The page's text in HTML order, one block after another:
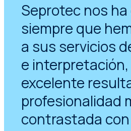
Seprotec nos
siempre que
a sus servicios
e
excelente
profesionalidad
contrastada